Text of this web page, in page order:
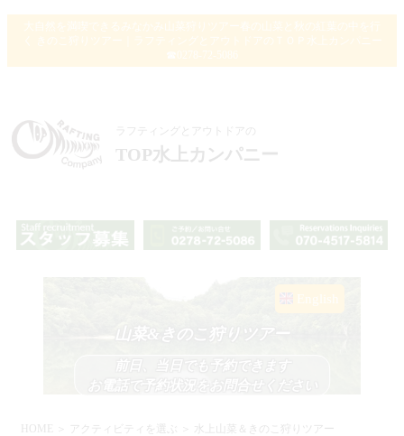
大自然を満喫できるみなかみ山菜狩りツアー春の山菜と秋の紅葉の中を行
く きのこ狩りツアー｜ラフティングとアウトドアのＴＯＰ水上カンパニー
☎0278-72-5086
ラフティングとアウトドアの
TOP水上カンパニー
English
HOME アクティビティを選ぶ ＞ 水上山菜＆きのこ狩りツアー